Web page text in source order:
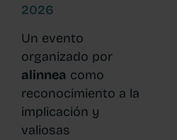
2026
Un evento
organizado por
alinnea como
reconocimiento a la
implicación y
valiosas